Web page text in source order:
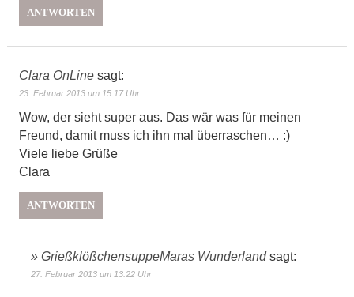
ANTWORTEN
Clara OnLine sagt:
23. Februar 2013 um 15:17 Uhr
Wow, der sieht super aus. Das wär was für meinen
Freund, damit muss ich ihn mal überraschen… :)
Viele liebe Grüße
Clara
ANTWORTEN
» GrießklößchensuppeMaras Wunderland sagt:
27. Februar 2013 um 13:22 Uhr